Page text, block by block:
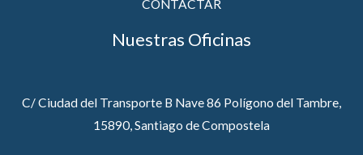
CONTACTAR
Nuestras Oficinas
C/ Ciudad del Transporte B Nave 86 Polígono del Tambre,
15890, Santiago de Compostela